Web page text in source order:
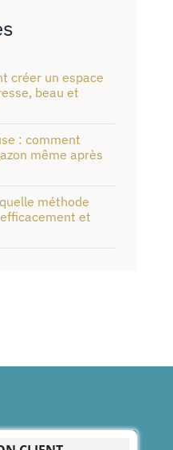
créer un espace
beau et
: comment
même après
méthode
et